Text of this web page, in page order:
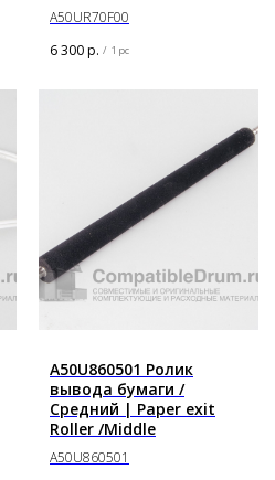
A50UR70F00
6 300р. / 1 pc
A50U860501 Ролик
вывода бумаги /
Средний | Paper exit
Roller /Middle
A50U860501